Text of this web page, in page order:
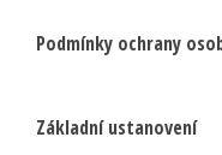
Podmínky ochrany
Základní ustanovení